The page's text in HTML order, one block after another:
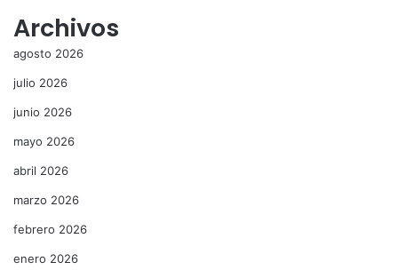
Archivos
agosto 2026
julio 2026
junio 2026
mayo 2026
abril 2026
marzo 2026
febrero 2026
enero 2026